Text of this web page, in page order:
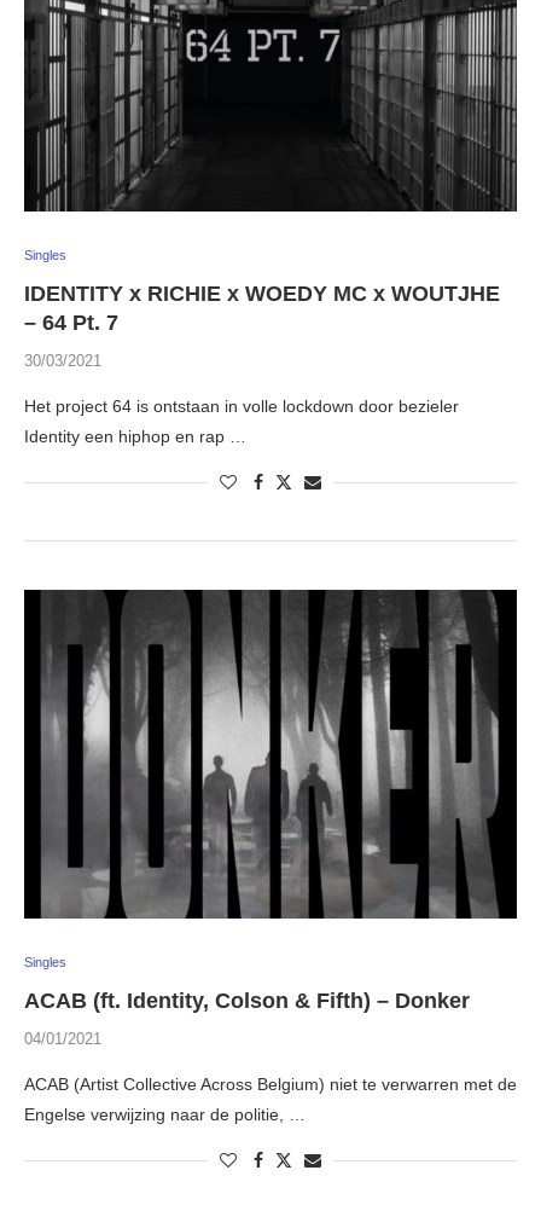
Singles
IDENTITY x RICHIE x WOEDY MC x WOUTJHE
– 64 Pt. 7
30/03/2021
Het project 64 is ontstaan in volle lockdown door bezieler
Identity een hiphop en rap …
Singles
ACAB (ft. Identity, Colson & Fifth) – Donker
04/01/2021
ACAB (Artist Collective Across Belgium) niet te verwarren met de
Engelse verwijzing naar de politie, …